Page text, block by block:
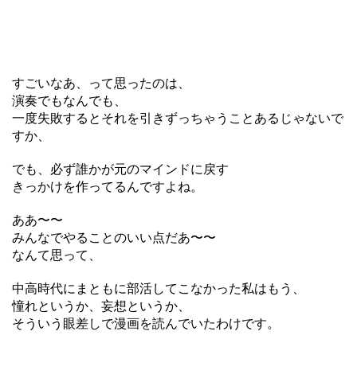
すごいなあ、って思ったのは、
演奏でもなんでも、
一度失敗するとそれを引きずっちゃうことあるじゃないで
すか、
でも、必ず誰かが元のマインドに戻す
きっかけを作ってるんですよね。
ああ〜〜
みんなでやることのいい点だあ〜〜
なんて思って、
中高時代にまともに部活してこなかった私はもう、
憧れというか、妄想というか、
そういう眼差しで漫画を読んでいたわけです。